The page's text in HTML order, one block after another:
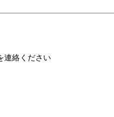
連絡ください